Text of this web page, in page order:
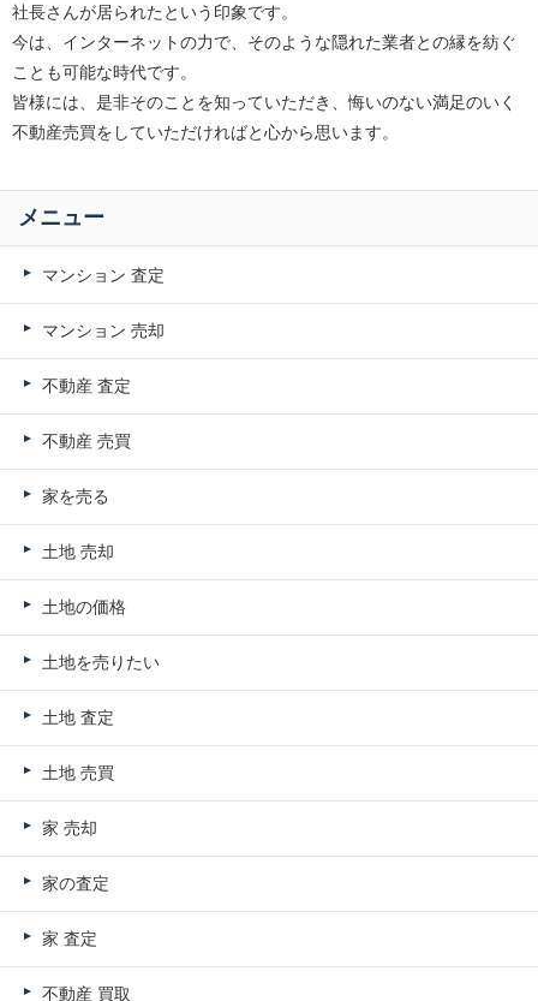
社長さんが居られたという印象です。
今は、インターネットの力で、そのような隠れた業者との縁を紡ぐ
ことも可能な時代です。
皆様には、是非そのことを知っていただき、悔いのない満足のいく
不動産売買をしていただければと心から思います。
メニュー
マンション 査定
マンション 売却
不動産 査定
不動産 売買
家を売る
土地 売却
土地の価格
土地を売りたい
土地 査定
土地 売買
家 売却
家の査定
家 査定
不動産 買取